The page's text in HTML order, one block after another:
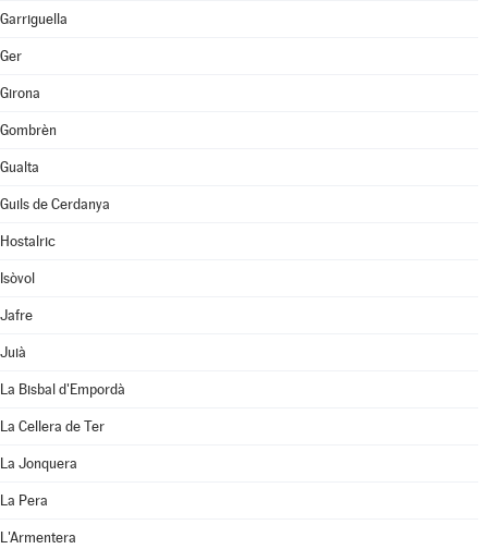
Garriguella
Ger
Girona
Gombrèn
Gualta
Guils de Cerdanya
Hostalric
Isòvol
Jafre
Juià
La Bisbal d'Empordà
La Cellera de Ter
La Jonquera
La Pera
L'Armentera